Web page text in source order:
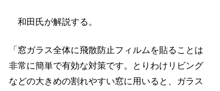
和田氏が解説する。
「窓ガラス全体に飛散防止フィルムを貼ることは
非常に簡単で有効な対策です。とりわけリビング
などの大きめの割れやすい窓に用いると、ガラス